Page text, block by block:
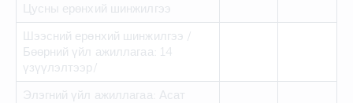
Цусны ерөнхий шинжилгээ
Шээсний ерөнхий шинжилгээ /
Бөөрний үйл ажиллагаа: 14
үзүүлэлтээр/
Элэгний үйл ажиллагаа: Асат